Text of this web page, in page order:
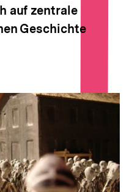
auf zentrale
Geschichte